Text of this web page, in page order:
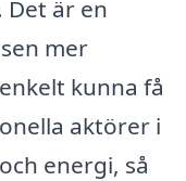
är en
mer
kunna få
aktörer i
energi, så